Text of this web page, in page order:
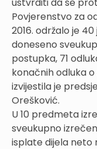
Povjerenstvo za
2016. održalo je
doneseno
postupka, 71
konačnih odluka
izvijestila je
Orešković.
U 10 predmeta
sveukupno
isplate dijela neto